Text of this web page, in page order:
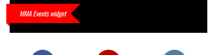
9 OKTOBER, 2023
waar hij van gemaakt is…
KO bij CWA Lowlands 7
MMA Events widget